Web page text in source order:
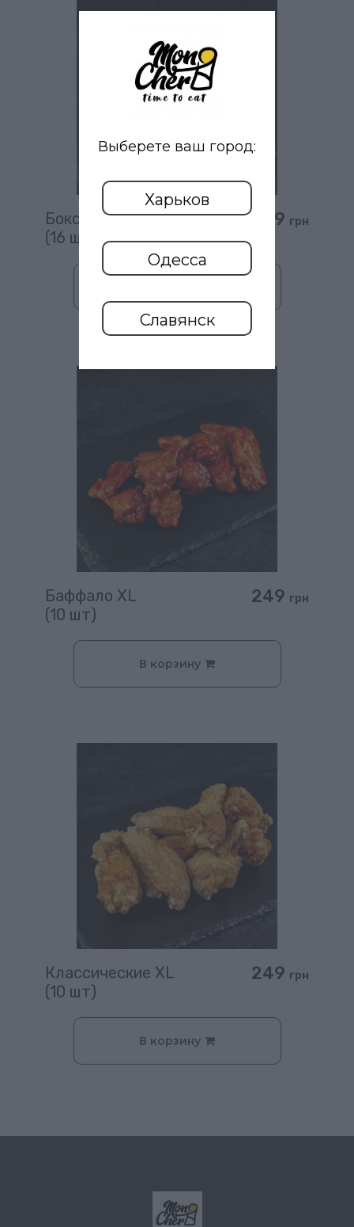
Бокс M
(16 шт)
399 грн
Баффало XL
(10 шт)
249 грн
В корзину
Классические XL
(10 шт)
249 грн
В корзину
Выберете ваш город:
Харьков
Одесса
Славянск